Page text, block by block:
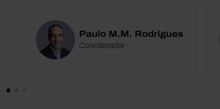
Paulo M.M. Rodrigues
Coordenador